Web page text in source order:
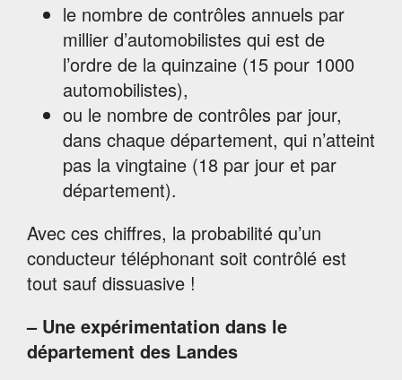
le nombre de contrôles annuels par
millier d’automobilistes qui est de
l’ordre de la quinzaine (15 pour 1000
automobilistes),
ou le nombre de contrôles par jour,
dans chaque département, qui n’atteint
pas la vingtaine (18 par jour et par
département).
Avec ces chiffres, la probabilité qu’un
conducteur téléphonant soit contrôlé est
tout sauf dissuasive !
– Une expérimentation dans le
département des Landes